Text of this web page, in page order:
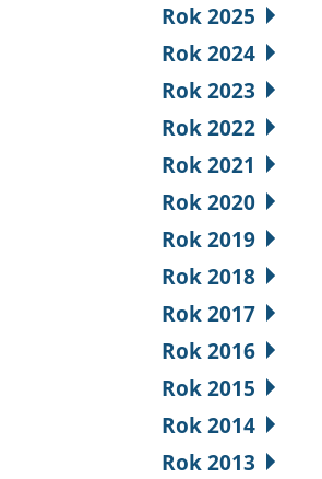
Rok 2025
Rok 2024
Rok 2023
Rok 2022
Rok 2021
Rok 2020
Rok 2019
Rok 2018
Rok 2017
Rok 2016
Rok 2015
Rok 2014
Rok 2013